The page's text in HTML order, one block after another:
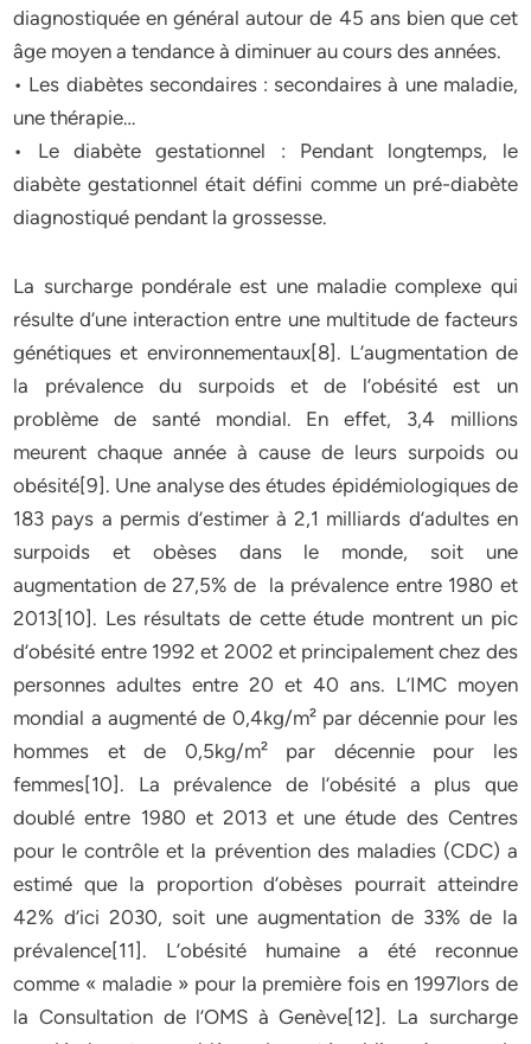
diagnostiquée en général autour de 45 ans bien que cet
âge moyen a tendance à diminuer au cours des années.
• Les diabètes secondaires : secondaires à une maladie,
une thérapie…
• Le diabète gestationnel : Pendant longtemps, le
diabète gestationnel était défini comme un pré-diabète
diagnostiqué pendant la grossesse.
La surcharge pondérale est une maladie complexe qui
résulte d’une interaction entre une multitude de facteurs
génétiques et environnementaux[8]. L’augmentation de
la prévalence du surpoids et de l’obésité est un
problème de santé mondial. En effet, 3,4 millions
meurent chaque année à cause de leurs surpoids ou
obésité[9]. Une analyse des études épidémiologiques de
183 pays a permis d’estimer à 2,1 milliards d’adultes en
surpoids et obèses dans le monde, soit une
augmentation de 27,5% de la prévalence entre 1980 et
2013[10]. Les résultats de cette étude montrent un pic
d’obésité entre 1992 et 2002 et principalement chez des
personnes adultes entre 20 et 40 ans. L’IMC moyen
mondial a augmenté de 0,4kg/m² par décennie pour les
hommes et de 0,5kg/m² par décennie pour les
femmes[10]. La prévalence de l’obésité a plus que
doublé entre 1980 et 2013 et une étude des Centres
pour le contrôle et la prévention des maladies (CDC) a
estimé que la proportion d’obèses pourrait atteindre
42% d’ici 2030, soit une augmentation de 33% de la
prévalence[11]. L’obésité humaine a été reconnue
comme « maladie » pour la première fois en 1997lors de
la Consultation de l’OMS à Genève[12]. La surcharge